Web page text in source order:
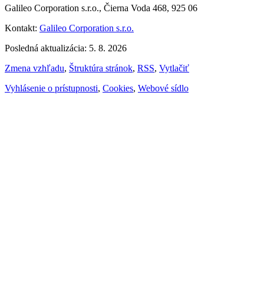
Galileo Corporation s.r.o., Čierna Voda 468, 925 06
Kontakt: Galileo Corporation s.r.o.
Posledná aktualizácia: 5. 8. 2026
Zmena vzhľadu, Štruktúra stránok, RSS, Vytlačiť
Vyhlásenie o prístupnosti, Cookies, Webové sídlo